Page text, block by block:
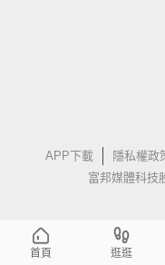
APP下載 隱私權政
富邦媒體科技
首頁 逛逛